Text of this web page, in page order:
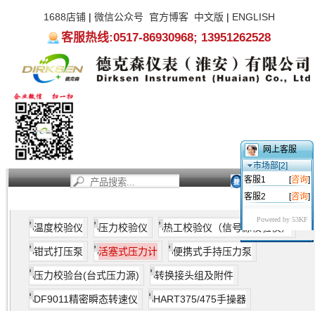
1688店铺| 微信公众号 官方博客 中文版 | ENGLISH
客服热线:0517-86930968; 13951262528
温度校验仪 压力校验仪 热工校验仪（信号源校验仪）
钳式打压泵 活塞式压力计 便携式手持压力泵
压力校验台(台式压力源) 转换接头组及附件
DF9011精密瞬态转速仪 HART375/475手操器
环节对当地其它仪表的表决监测。
所谓活塞式压力计是益种槜基础的压力标准器。主要由手摇压
力发生器、标准活塞测量头、标准砝码组、液压系统以及各种
操控阀门组成。活塞式压力计原理图如下：
的工作原理如图所示，当油杯阀处于开启状态
下，可通过手摇压力发生器（或称压力校验器）为系统填充介
质；当油杯阀处于关闭状态下，活塞式压力计便成为益个密闭
的压力系统。再通过手摇压力发生器为这益密闭的系统进行压
力操控。在整个工作进程中，活塞式压力计将遵循流体静力学
平衡原理稳定工作。当您在活塞底盘上添加或减少砝码后，系
统的压力会随之发生变化。要使系统的压力与活塞底盘及其连
网上客服
市场部[2]
客服1
[咨询]
客服2
[咨询]
Powered by 53KF